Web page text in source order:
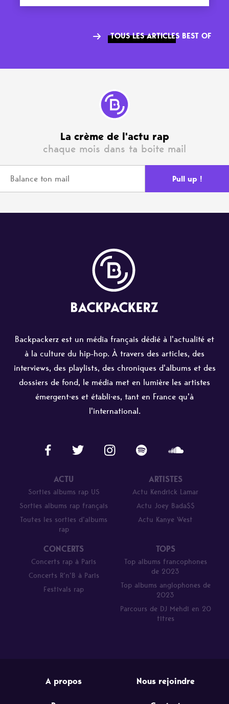
TOUS LES ARTICLES BEST OF
La crème de l'actu rap
chaque mois dans ta boite mail
Backpackerz est un média français dédié à l'actualité et
à la culture du hip-hop. À travers des articles, des
interviews, des playlists, des chroniques d'albums et des
dossiers de fond, le média met en lumière les artistes
émergent·es et établi·es, tant en France qu'à
l'international.
ACTU
Sorties albums rap US
Sorties albums rap français
Toutes les sorties d’albums
rap
ARTISTES
Actu Kendrick Lamar
Actu Joey Bada$$
Actu Kanye West
CONCERTS
Concerts rap à Paris
Concerts R’n’B à Paris
Festivals rap
TOPS
Top albums francophones
de 2023
Top albums anglophones de
2023
Parcours de DJ Mehdi en 20
titres
A propos Nous rejoindre